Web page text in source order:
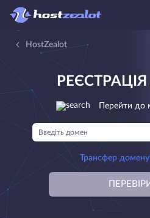
HostZealot
Перейти до
Трансфер домену